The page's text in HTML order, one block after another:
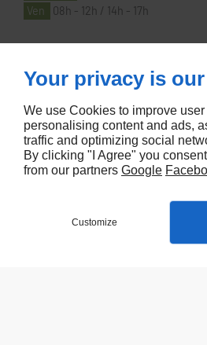
Ven
08h - 12h / 14h - 17h
À PROPOS
Accueil
Contactez-nous
Mentions légales
Plan du site
Your privacy is
We use Cookies to improve
personalising content and ads,
traffic and optimizing social
By clicking "I Agree" you
from our partners Google
Customize